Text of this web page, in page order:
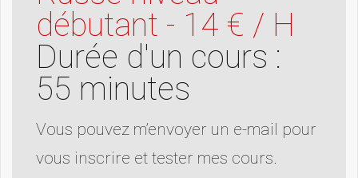
débutant - 14 € / H
Durée d'un cours :
55 minutes
Vous pouvez m’envoyer un e-mail pour
vous inscrire et tester mes cours.